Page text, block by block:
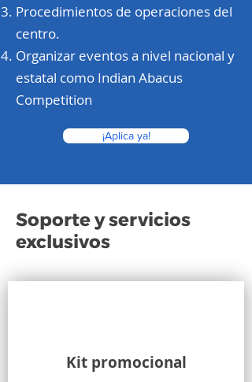
Procedimientos de operaciones del
centro.
Organizar eventos a nivel nacional y
estatal como Indian Abacus
Competition
¡Aplica ya!
Soporte y servicios
exclusivos
Kit promocional